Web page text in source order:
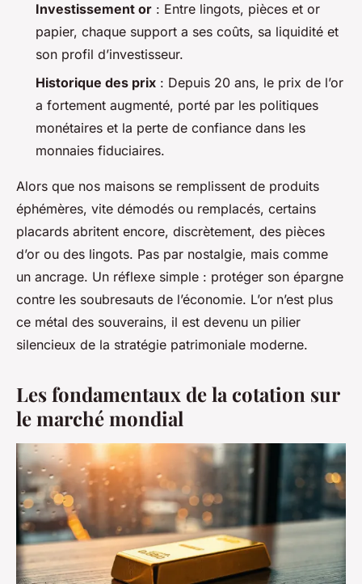
Investissement or : Entre lingots, pièces et or
papier, chaque support a ses coûts, sa liquidité et
son profil d’investisseur.
Historique des prix : Depuis 20 ans, le prix de l’or
a fortement augmenté, porté par les politiques
monétaires et la perte de confiance dans les
monnaies fiduciaires.
Alors que nos maisons se remplissent de produits
éphémères, vite démodés ou remplacés, certains
placards abritent encore, discrètement, des pièces
d’or ou des lingots. Pas par nostalgie, mais comme
un ancrage. Un réflexe simple : protéger son épargne
contre les soubresauts de l’économie. L’or n’est plus
ce métal des souverains, il est devenu un pilier
silencieux de la stratégie patrimoniale moderne.
Les fondamentaux de la cotation sur
le marché mondial